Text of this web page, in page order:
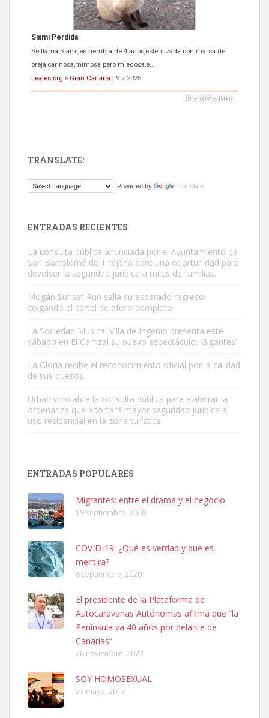
Siami Perdida
Se llama Siami,es hembra de 4 años,esterilizada con marca de
oreja,cariñosa,mimosa pero miedosa,e...
Leales.org » Gran Canaria
9.7.2025
El ayuntamiento se va a llevar a Los Gatos callejeros de la zona los
Gato manso encontrado
Este gato macho ha aparecido en la calle hace menos de un mes,
es muy manso y extremadamente cari...
Leales.org » Gran Canaria
SHIBA PERDIDO AVDA JOSE MESA Y LOPEZ
PERRO MACHO RAZA SHIBA CON MICROCHIP PERDIDO HOY
06/07/2025 ZONA MESA Y LOPEZ. ES MUY ASUSTADIZO
Leales.org » Gran Canaria
6.7.2025
TRANSLATE:
Powered by Translate
ENTRADAS RECIENTES
La consulta pública anunciada por el Ayuntamiento de
San Bartolomé de Tirajana abre una oportunidad para
devolver la seguridad jurídica a miles de familias.
Mogán Sunset Run sella su esperado regreso
colgando el cartel de aforo completo
La Sociedad Musical Villa de Ingenio presenta este
sábado en El Carrizal su nuevo espectáculo: ‘Gigantes’
La Gloria recibe el reconocimiento oficial por la calidad
de sus quesos
Urbanismo abre la consulta pública para elaborar la
ordenanza que aportará mayor seguridad jurídica al
uso residencial en la zona turística
ENTRADAS POPULARES
Migrantes: entre el drama y el negocio
19 septiembre, 2020
COVID-19: ¿Qué es verdad y que es
mentira?
6 septiembre, 2020
El presidente de la Plataforma de
Autocaravanas Autónomas afirma que “la
Península va 40 años por delante de
Canarias”
26 noviembre, 2023
SOY HOMOSEXUAL
27 mayo, 2017